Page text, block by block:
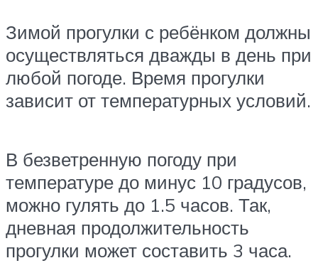
Зимой прогулки с ребёнком должны
осуществляться дважды в день при
любой погоде. Время прогулки
зависит от температурных условий.
В безветренную погоду при
температуре до минус 10 градусов,
можно гулять до 1.5 часов. Так,
дневная продолжительность
прогулки может составить 3 часа.